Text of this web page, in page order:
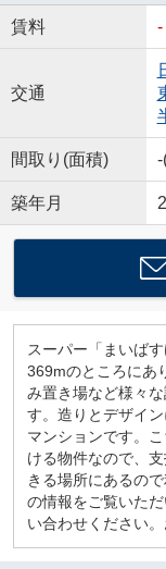
賃料 -
交通
間取り(面積) -
築年月
スーパー「まいば
369mのところにあ
み置き場など様々
す。造りとデザイ
マンションです。
ける物件なので、
きる場所にあるの
の情報をご覧いた
い合わせください。